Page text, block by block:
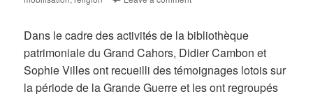
Dans le cadre des activités de la bibliothèque
patrimoniale du Grand Cahors, Didier Cambon et
Sophie Villes ont recueilli des témoignages lotois sur
la période de la Grande Guerre et les ont regroupés